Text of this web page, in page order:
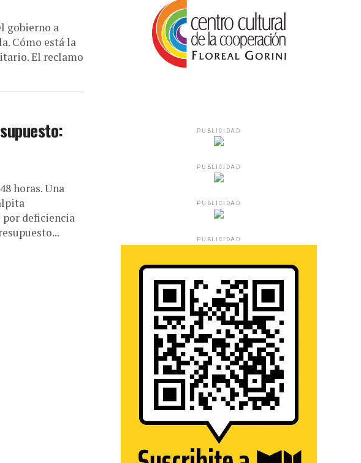
gobierno a
Cómo está la
El reclamo
horas. Una
deficiencia
PUBLICIDAD
PUBLICIDAD
PUBLICIDAD
PUBLICIDAD